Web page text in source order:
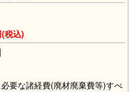
税込)
要な諸経費(廃材廃棄費等)すべ